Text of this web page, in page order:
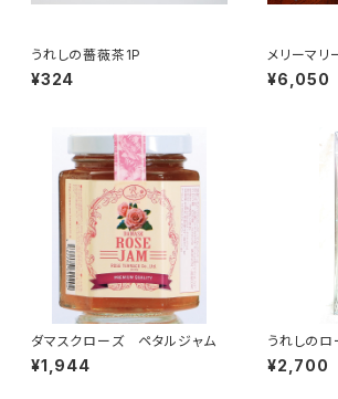
うれしの薔薇茶1P
¥324
メリーマリ
¥6,050
ダマスクローズ ペタルジャム
¥1,944
うれしの
¥2,700